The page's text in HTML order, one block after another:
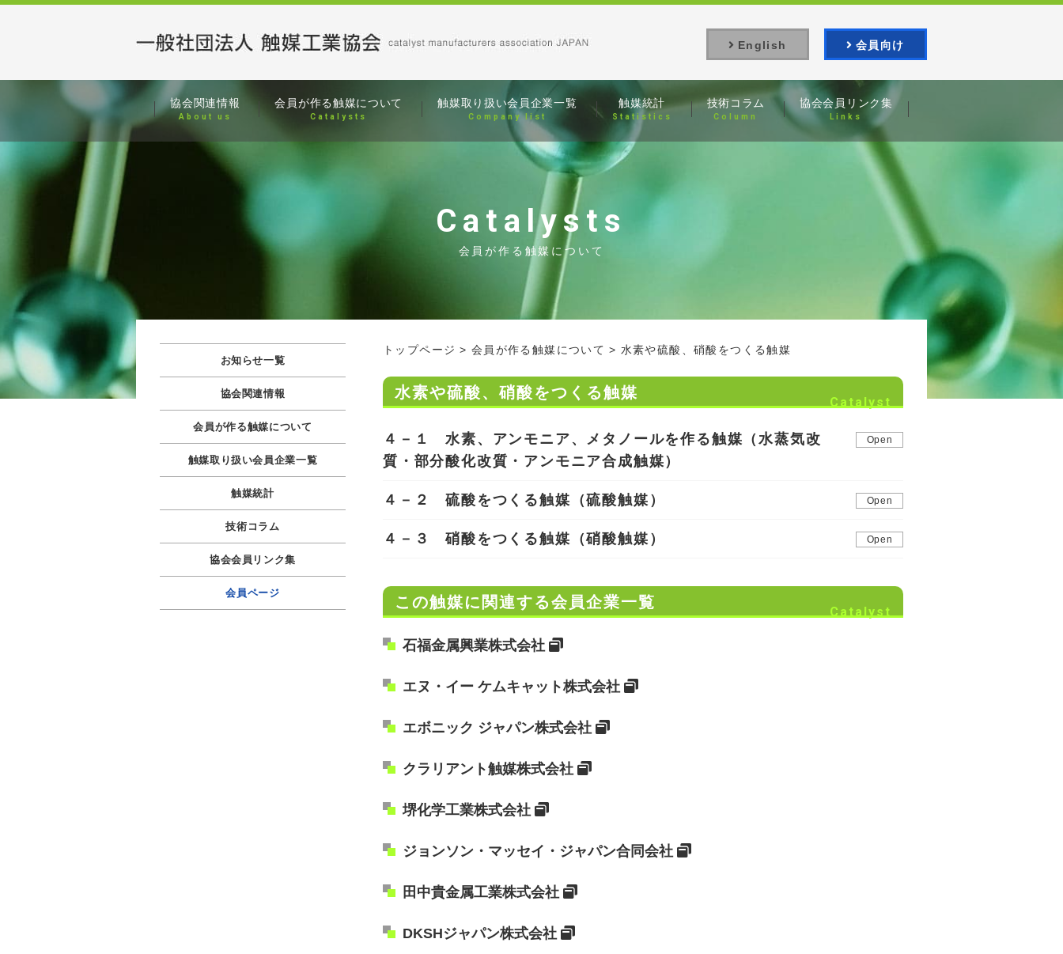
English 会員向け
協会関連情報
About us
会員が作る触媒について
Catalysts
触媒取り扱い会員企業一覧
Company list
触媒統計
Statistics
技術コラム
Column
協会会員 リンク集
Links
Catalysts
会員が作る触媒について
トップページ 会員が作る触媒について 水素や硫酸、硝酸をつくる触媒
水素や硫酸、硝酸をつくる触媒
Catalyst
４－１ 水素、アンモニア、メタノールを作る触媒（水蒸気改
質・部分酸化改質・アンモニア合成触媒）
４－２ 硫酸をつくる触媒（硫酸触媒）
４－３ 硝酸をつくる触媒（硝酸触媒）
この触媒に関連する会員企業一覧
Catalyst
石福金属興業株式会社
エヌ・イー ケムキャット株式会社
エボニック ジャパン株式会社
クラリアント触媒株式会社
堺化学工業株式会社
ジョンソン・マッセイ・ジャパン合同会社
田中貴金属工業株式会社
DKSHジャパン株式会社
お知らせ一覧
協会関連情報
会員が作る触媒について
触媒取り扱い会員企業一覧
触媒統計
技術コラム
協会会員リンク集
会員ページ